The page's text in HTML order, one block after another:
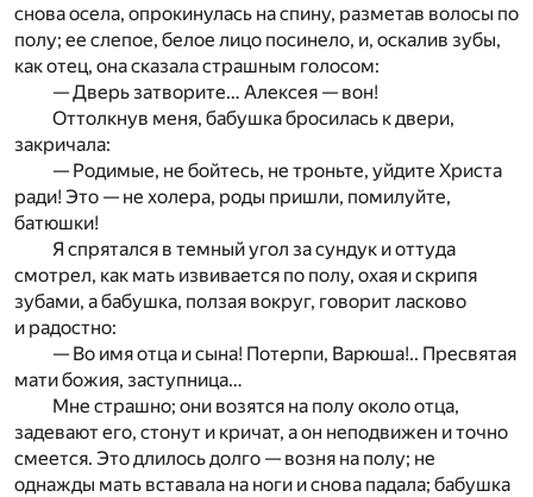
снова осела, опрокинулась на спину, разметав волосы по
полу; ее слепое, белое лицо посинело, и, оскалив зубы,
как отец, она сказала страшным голосом:
— Дверь затворите… Алексея — вон!
Оттолкнув меня, бабушка бросилась к двери,
закричала:
— Родимые, не бойтесь, не троньте, уйдите Христа
ради! Это — не холера, роды пришли, помилуйте,
батюшки!
Я спрятался в темный угол за сундук и оттуда
смотрел, как мать извивается по полу, охая и скрипя
зубами, а бабушка, ползая вокруг, говорит ласково
и радостно:
— Во имя отца и сына! Потерпи, Варюша!.. Пресвятая
мати божия, заступница…
Мне страшно; они возятся на полу около отца,
задевают его, стонут и кричат, а он неподвижен и точно
смеется. Это длилось долго — возня на полу; не
однажды мать вставала на ноги и снова падала; бабушка